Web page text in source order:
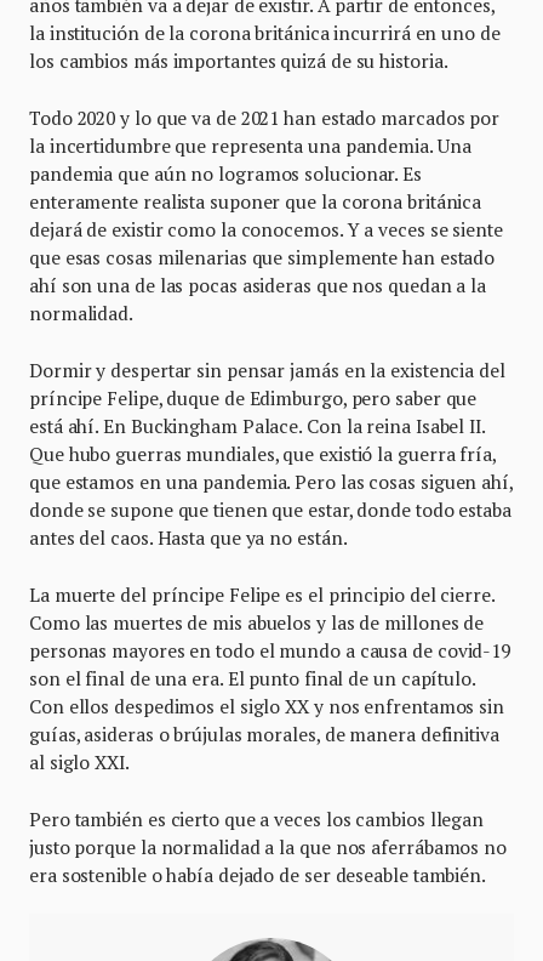
años también va a dejar de existir. A partir de entonces,
la institución de la corona británica incurrirá en uno de
los cambios más importantes quizá de su historia.
Todo 2020 y lo que va de 2021 han estado marcados por
la incertidumbre que representa una pandemia. Una
pandemia que aún no logramos solucionar. Es
enteramente realista suponer que la corona británica
dejará de existir como la conocemos. Y a veces se siente
que esas cosas milenarias que simplemente han estado
ahí son una de las pocas asideras que nos quedan a la
normalidad.
Dormir y despertar sin pensar jamás en la existencia del
príncipe Felipe, duque de Edimburgo, pero saber que
está ahí. En Buckingham Palace. Con la reina Isabel II.
Que hubo guerras mundiales, que existió la guerra fría,
que estamos en una pandemia. Pero las cosas siguen ahí,
donde se supone que tienen que estar, donde todo estaba
antes del caos. Hasta que ya no están.
La muerte del príncipe Felipe es el principio del cierre.
Como las muertes de mis abuelos y las de millones de
personas mayores en todo el mundo a causa de covid-19
son el final de una era. El punto final de un capítulo.
Con ellos despedimos el siglo XX y nos enfrentamos sin
guías, asideras o brújulas morales, de manera definitiva
al siglo XXI.
Pero también es cierto que a veces los cambios llegan
justo porque la normalidad a la que nos aferrábamos no
era sostenible o había dejado de ser deseable también.